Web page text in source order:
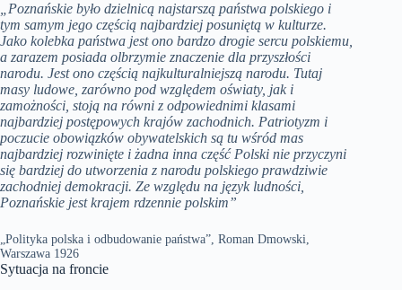
„Poznańskie było dzielnicą najstarszą państwa polskiego i
tym samym jego częścią najbardziej posuniętą w kulturze.
Jako kolebka państwa jest ono bardzo drogie sercu polskiemu,
a zarazem posiada olbrzymie znaczenie dla przyszłości
narodu. Jest ono częścią najkulturalniejszą narodu. Tutaj
masy ludowe, zarówno pod względem oświaty, jak i
zamożności, stoją na równi z odpowiednimi klasami
najbardziej postępowych krajów zachodnich. Patriotyzm i
poczucie obowiązków obywatelskich są tu wśród mas
najbardziej rozwinięte i żadna inna część Polski nie przyczyni
się bardziej do utworzenia z narodu polskiego prawdziwie
zachodniej demokracji. Ze względu na język ludności,
Poznańskie jest krajem rdzennie polskim”
„Polityka polska i odbudowanie państwa”, Roman Dmowski,
Warszawa 1926
Sytuacja na froncie